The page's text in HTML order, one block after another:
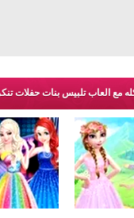
مع العاب تلبيس بنات حفلات